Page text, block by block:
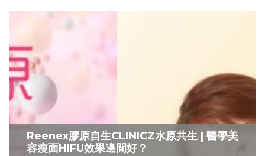
Reenex膠原自生CLINICZ水原共生 | 醫學美
容瘦面HIFU效果邊間好？